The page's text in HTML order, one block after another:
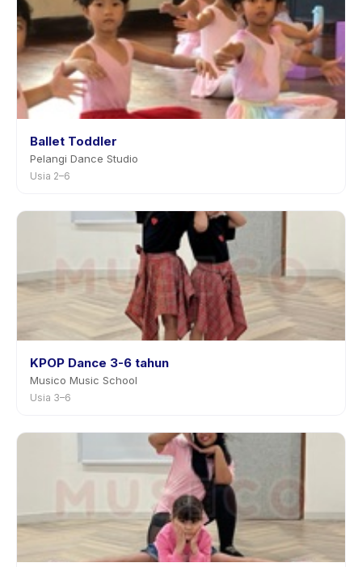
Ballet Toddler
Pelangi Dance Studio
Usia 2–6
KPOP Dance 3-6 tahun
Musico Music School
Usia 3–6